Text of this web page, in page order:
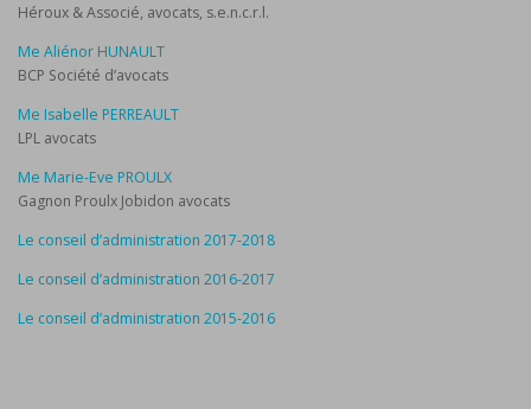
Héroux & Associé, avocats, s.e.n.c.r.l.
Me Aliénor HUNAULT
BCP Société d’avocats
Me Isabelle PERREAULT
LPL avocats
Me Marie-Eve PROULX
Gagnon Proulx Jobidon avocats
Le conseil d’administration 2017-2018
Le conseil d’administration 2016-2017
Le conseil d’administration 2015-2016